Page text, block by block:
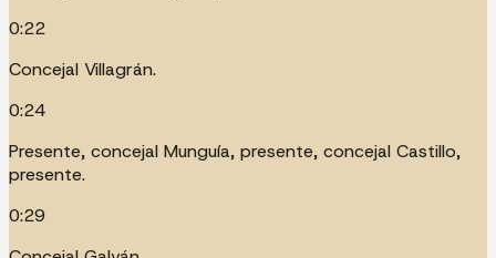
0:22
Concejal Villagrán.
0:24
Presente, concejal Munguía, presente, concejal Castillo,
presente.
0:29